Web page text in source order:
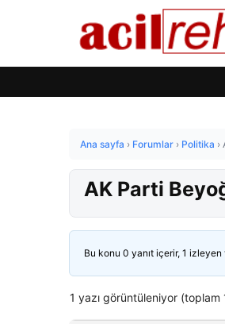
Ana sayfa › Forumlar › Politika ›
AK Parti
Bu konu 0 yanıt içerir, 1 izleyen
1 yazı görüntüleniyor (toplam